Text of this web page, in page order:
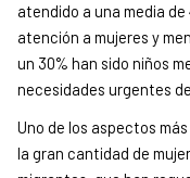
atendido a una media
atención a mujeres y
un 30% han sido niños
necesidades urgentes
Uno de los aspectos
la gran cantidad de